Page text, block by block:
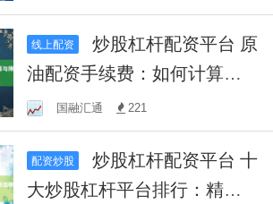
线上配资
炒股杠杆配资平台 原
油配资手续费：如何计算与
降低成本？
国融汇通 221
配资炒股
炒股杠杆配资平台 十
大炒股杠杆平台排行：精选